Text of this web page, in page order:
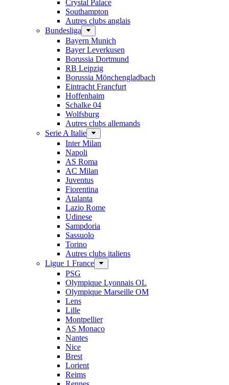
Crystal Palace
Southampton
Autres clubs anglais
Bundesliga
Bayern Munich
Bayer Leverkusen
Borussia Dortmund
RB Leipzig
Borussia Mönchengladbach
Eintracht Francfurt
Hoffenhaim
Schalke 04
Wolfsburg
Autres clubs allemands
Serie A Italie
Inter Milan
Napoli
AS Roma
AC Milan
Juventus
Fiorentina
Atalanta
Lazio Rome
Udinese
Sampdoria
Sassuolo
Torino
Autres clubs italiens
Ligue 1 France
PSG
Olympique Lyonnais OL
Olympique Marseille OM
Lens
Lille
Montpellier
AS Monaco
Nantes
Nice
Brest
Lorient
Reims